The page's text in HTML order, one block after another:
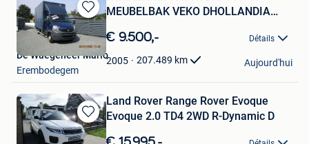
Sauvegarder
dans
Mes
Favoris
MEUBELBAK VEKO DHOLLANDIA
€ 9.500,- Détails
2005 207.489 km
De Waegeneer Mario
Erembodegem
Aujourd'hui
Sauvegarder
dans
Land Rover Range Rover Evoque
Evoque 2.0 TD4 2WD R-Dynamic D